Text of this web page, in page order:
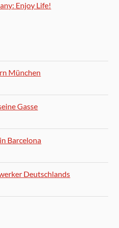
Enjoy Life!
München
Gasse
Barcelona
Deutschlands